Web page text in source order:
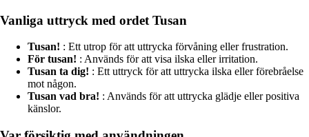
Vanliga uttryck med ordet Tusan
Tusan! : Ett utrop för att uttrycka förvåning eller frustration.
För tusan! : Används för att visa ilska eller irritation.
Tusan ta dig! : Ett uttryck för att uttrycka ilska eller förebråelse
mot någon.
Tusan vad bra! : Används för att uttrycka glädje eller positiva
känslor.